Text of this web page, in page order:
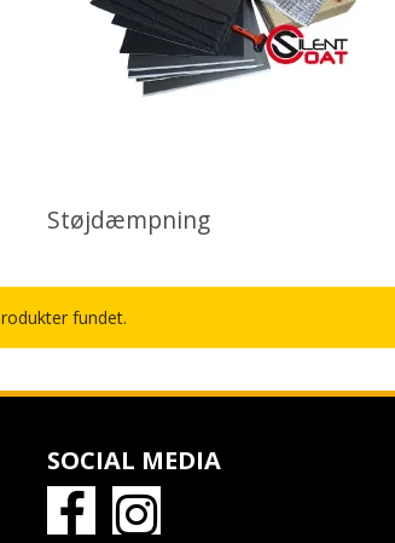
Støjdæmpning
fundet.
SOCIAL MEDIA